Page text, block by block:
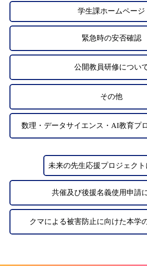
学生課ホームページ
緊急時の安否確認
公開教員研修につい
その他
数理・データサイエンス・AI教育プ
未来の先生応援プロジェクト
共催及び後援名義使用申請
クマによる被害防止に向けた本学